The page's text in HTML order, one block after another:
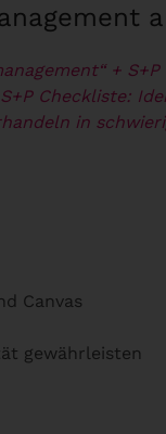
+
Checkliste:
in
Canvas
gewährleisten